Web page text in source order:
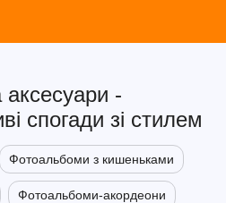
-
спогади зі стилем
Фотоальбоми з кишеньками
Фотоальбоми-акордеони